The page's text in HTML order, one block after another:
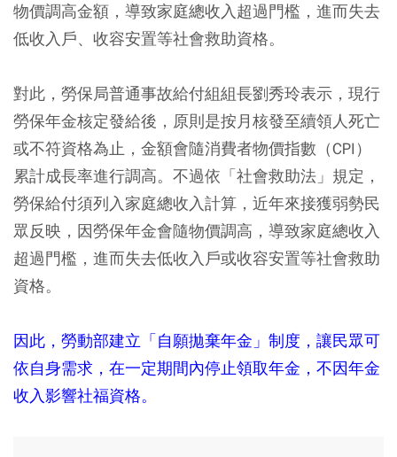
物價調高金額，導致家庭總收入超過門檻，進而失去
低收入戶、收容安置等社會救助資格。
對此，勞保局普通事故給付組組長劉秀玲表示，現行
勞保年金核定發給後，原則是按月核發至續領人死亡
或不符資格為止，金額會隨消費者物價指數（CPI）
累計成長率進行調高。不過依「社會救助法」規定，
勞保給付須列入家庭總收入計算，近年來接獲弱勢民
眾反映，因勞保年金會隨物價調高，導致家庭總收入
超過門檻，進而失去低收入戶或收容安置等社會救助
資格。
因此，勞動部建立「自願拋棄年金」制度，讓民眾可
依自身需求，在一定期間內停止領取年金，不因年金
收入影響社福資格。